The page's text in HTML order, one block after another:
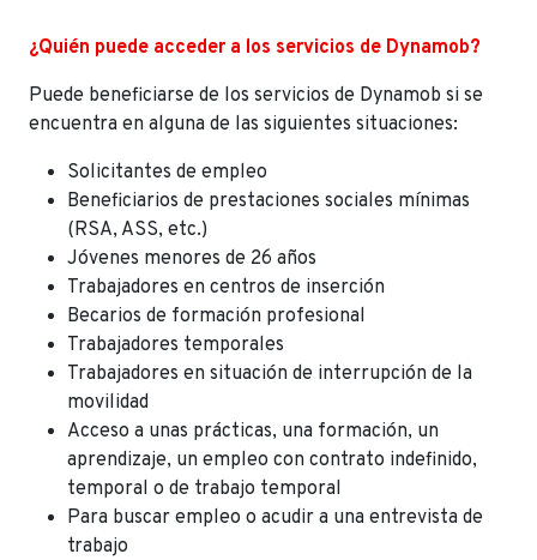
¿Quién puede acceder a los servicios de Dynamob?
Puede beneficiarse de los servicios de Dynamob si se
encuentra en alguna de las siguientes situaciones:
Solicitantes de empleo
Beneficiarios de prestaciones sociales mínimas
(RSA, ASS, etc.)
Jóvenes menores de 26 años
Trabajadores en centros de inserción
Becarios de formación profesional
Trabajadores temporales
Trabajadores en situación de interrupción de la
movilidad
Acceso a unas prácticas, una formación, un
aprendizaje, un empleo con contrato indefinido,
temporal o de trabajo temporal
Para buscar empleo o acudir a una entrevista de
trabajo